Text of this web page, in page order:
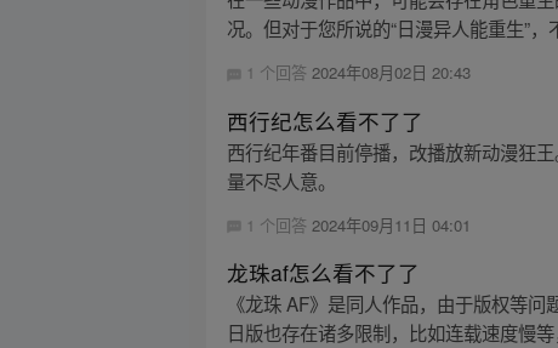
况。但对于您所说的“日漫异人能重生”，
1 个回答2024年08月02日 20:43
西行纪怎么看不了了
西行纪年番目前停播，改播放新动漫狂
量不尽人意。
1 个回答 2024年09月11日 04:01
龙珠af怎么看不了了
《龙珠 AF》是同人作品，由于版权等
日版也存在诸多限制，比如连载速度慢等